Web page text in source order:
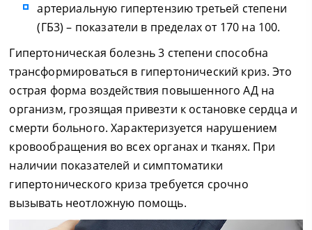
артериальную гипертензию третьей степени
(ГБ3) – показатели в пределах от 170 на 100.
Гипертоническая болезнь 3 степени способна
трансформироваться в гипертонический криз. Это
острая форма воздействия повышенного АД на
организм, грозящая привезти к остановке сердца и
смерти больного. Характеризуется нарушением
кровообращения во всех органах и тканях. При
наличии показателей и симптоматики
гипертонического криза требуется срочно
вызывать неотложную помощь.